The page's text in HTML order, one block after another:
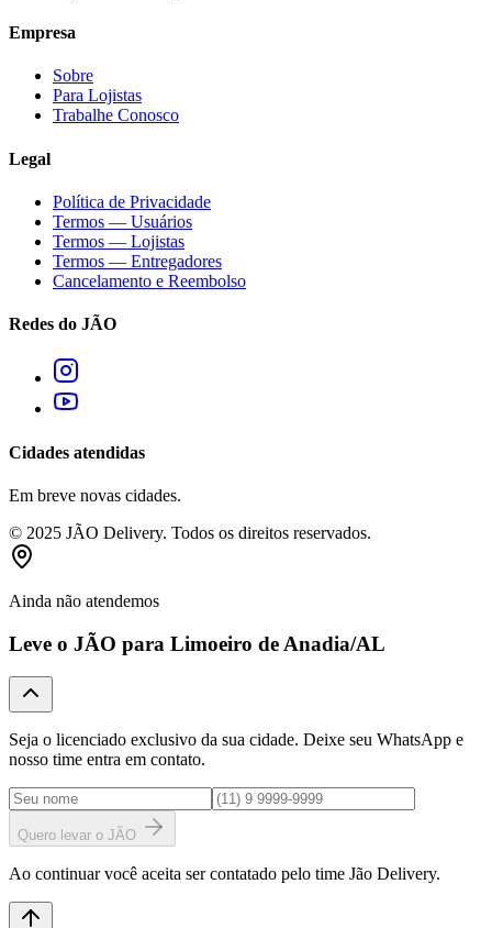
Empresa
Sobre
Para Lojistas
Trabalhe Conosco
Legal
Política de Privacidade
Termos — Usuários
Termos — Lojistas
Termos — Entregadores
Cancelamento e Reembolso
Redes do JÃO
Cidades atendidas
Em breve novas cidades.
© 2025 JÃO Delivery. Todos os direitos reservados.
Ainda não atendemos
Leve o JÃO para Limoeiro de Anadia/AL
Seja o licenciado exclusivo da sua cidade. Deixe seu WhatsApp e
nosso time entra em contato.
Quero levar o JÃO
Ao continuar você aceita ser contatado pelo time Jão Delivery.